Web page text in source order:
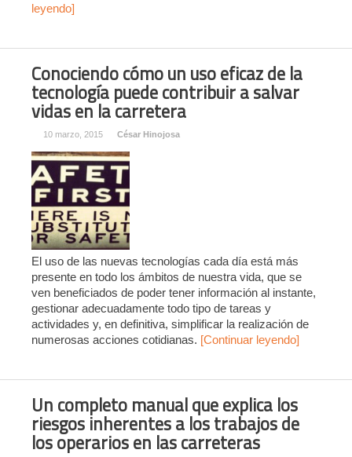
leyendo]
Conociendo cómo un uso eficaz de la
tecnología puede contribuir a salvar
vidas en la carretera
10 marzo, 2015 César Hinojosa
El uso de las nuevas tecnologías cada día está más
presente en todo los ámbitos de nuestra vida, que se
ven beneficiados de poder tener información al instante,
gestionar adecuadamente todo tipo de tareas y
actividades y, en definitiva, simplificar la realización de
numerosas acciones cotidianas. [Continuar leyendo]
Un completo manual que explica los
riesgos inherentes a los trabajos de
los operarios en las carreteras